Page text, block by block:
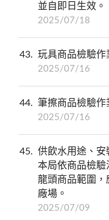
並自即日生效。
2025/07/18
43 玩具商品檢驗作
2025/07/16
44 筆擦商品檢驗作
2025/07/16
45
供飲水用途、安
本局依商品檢驗
龍頭商品範圍，
廠場。
2025/07/09